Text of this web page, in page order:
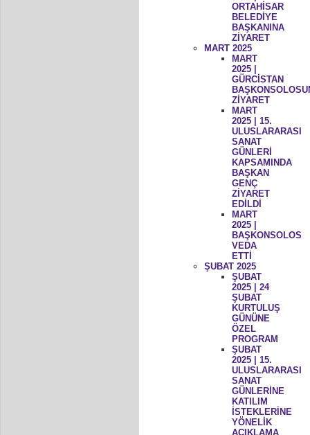
ORTAHİSAR
BELEDİYE
BAŞKANINA
ZİYARET
MART 2025
MART
2025 |
GÜRCİSTAN
ZİYARET
MART
2025 | 15.
ULUSLARARASI
SANAT
GÜNLERİ
KAPSAMINDA
BAŞKAN
GENÇ
ZİYARET
EDİLDİ
MART
2025 |
BAŞKONSOLOS
VEDA
ETTİ
ŞUBAT 2025
ŞUBAT
2025 | 24
ŞUBAT
KURTULUŞ
GÜNÜNE
ÖZEL
PROGRAM
ŞUBAT
2025 | 15.
ULUSLARARASI
SANAT
GÜNLERİNE
KATILIM
İSTEKLERİNE
YÖNELİK
AÇIKLAMA